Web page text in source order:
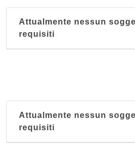
Attualmente nessun
requisiti
Attualmente nessun
requisiti